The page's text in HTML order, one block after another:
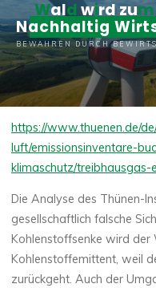
Inhalt
springen
Nachhaltig
BEWAHREN DURCH
Waldwird zum
2.
https://www.thuenen.de/
luft/emissionsinventare-
klimaschutz/treibhausgas-
Die Analyse des Thünen-
gesellschaftlich falsche
Kohlenstoffsenke wird der
Kohlenstoffemittent, weil
zurückgeht. Auch der